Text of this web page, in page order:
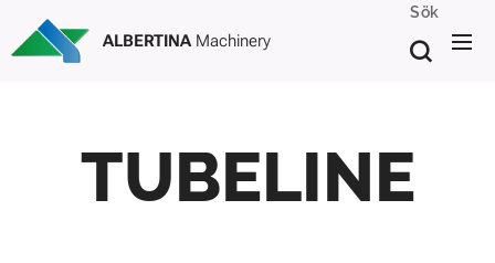
ALBERTINA Machinery
Sök
TUBELINE